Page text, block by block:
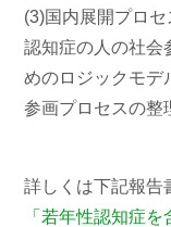
(3)国内展開プロ
認知症の人の社会
めのロジックモデ
参画プロセスの整
詳しくは下記報告
「若年性認知症